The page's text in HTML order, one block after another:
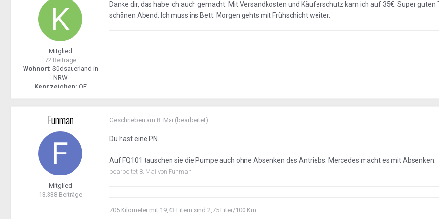
Mitglied
72 Beiträge
Wohnort: Südsauerland in
NRW
Kennzeichen: OE
Danke dir, das habe ich auch gemacht. Mit Versandkosten und Käuferschutz kam ich auf 35€. Super guten
schönen Abend. Ich muss ins Bett. Morgen gehts mit Frühschicht weiter.
Funman
Mitglied
13.338 Beiträge
Geschrieben am 8. Mai (bearbeitet)
Du hast eine PN.
Auf FQ101 tauschen sie die Pumpe auch ohne Absenken des Antriebs. Mercedes macht es mit Absenken.
bearbeitet 8. Mai von Funman
705 Kilometer mit 19,43 Litern sind 2,75 Liter/100 Km.